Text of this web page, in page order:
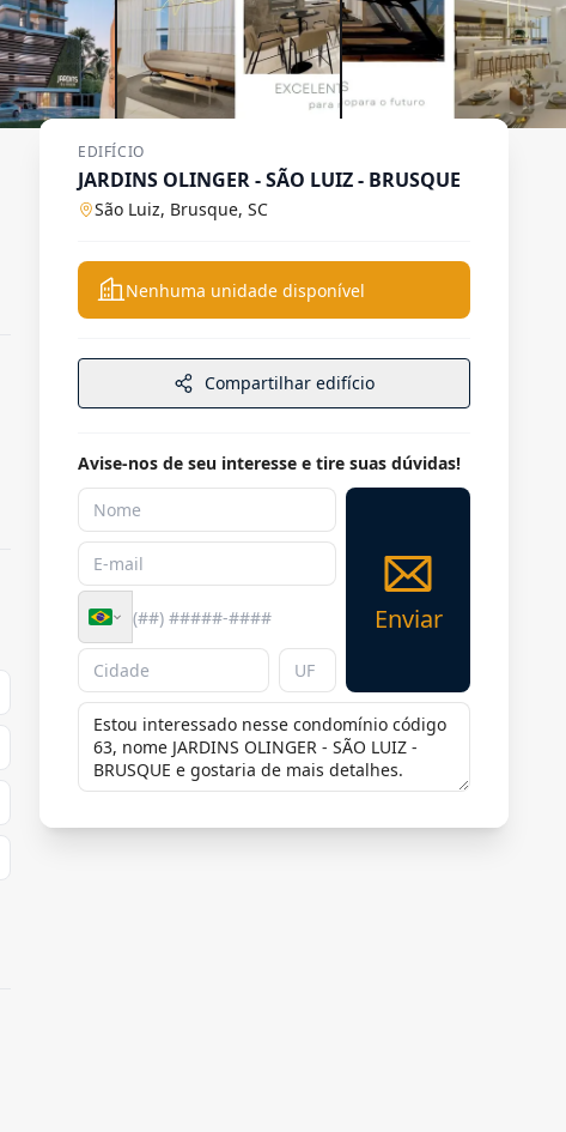
EDIFÍCIO
JARDINS OLINGER - SÃO LUIZ - BRUSQUE
São Luiz, Brusque, SC
Nenhuma unidade disponível
Compartilhar edifício
Avise-nos de seu interesse e tire suas dúvidas!
Enviar